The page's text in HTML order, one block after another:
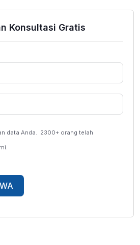
Konsultasi Gratis
data Anda. 2300+ orang telah